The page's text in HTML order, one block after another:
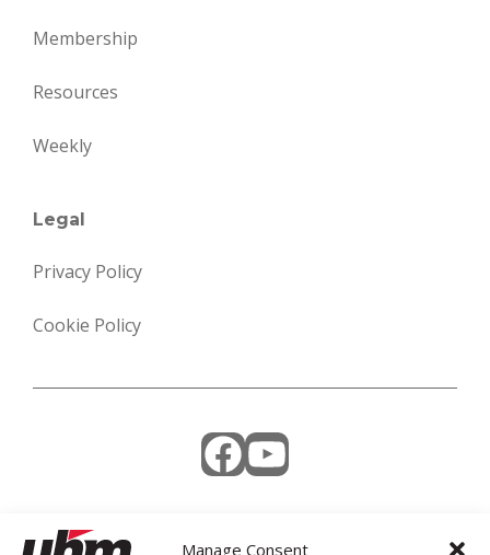
Manage Consent
Membership
Resources
Weekly
Legal
Privacy Policy
Cookie Policy
Facebook
YouTube